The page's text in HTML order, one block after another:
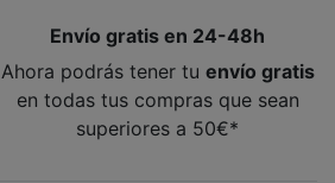
Envío gratis en 24-48h
Ahora podrás tener tu envío gratis
en todas tus compras que sean
superiores a 50€*